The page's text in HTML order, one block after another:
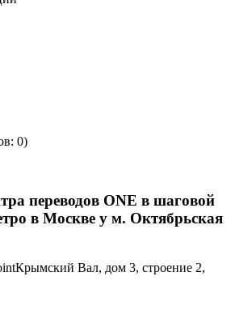
0)
переводов ONE в шаговой
в Москве у м. Октябрьская
Крымский Вал, дом 3, строение 2,